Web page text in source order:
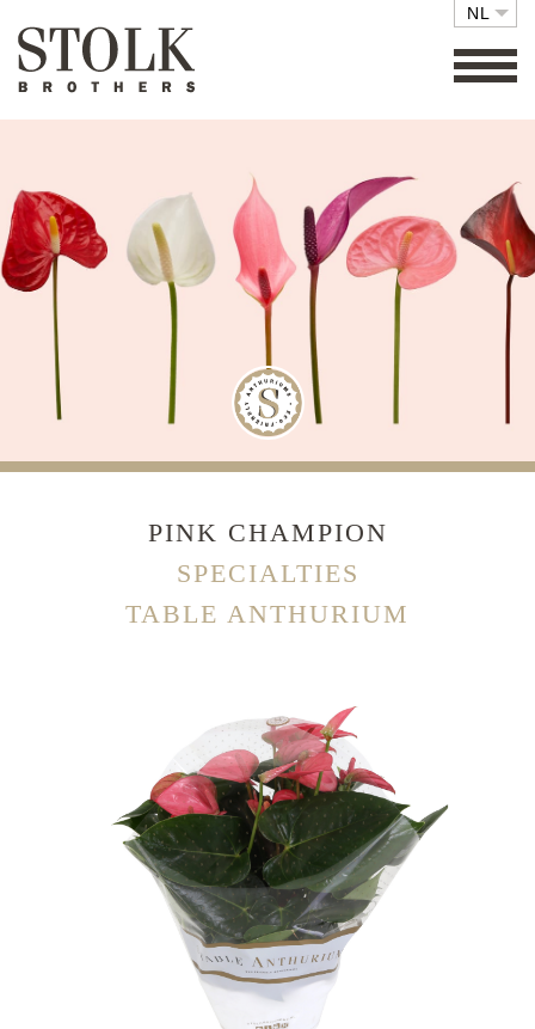
COLLECTIE
SETS
ECO FRIENDLY
CARE
RETAIL
VACATURES
CONTACT
NL
PINK CHAMPION
SPECIALTIES
TABLE ANTHURIUM